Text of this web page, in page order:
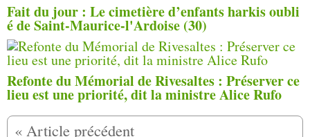
Fait du jour : Le cimetière d’enfants harkis oubli
é de Saint-Maurice-l'Ardoise (30)
Refonte du Mémorial de Rivesaltes : Préserver ce
lieu est une priorité, dit la ministre Alice Rufo